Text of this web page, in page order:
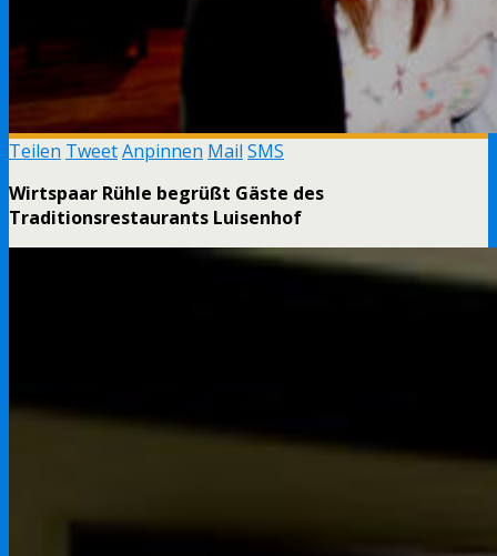
Teilen TweetAnpinnen Mail SMS
Wirtspaar Rühle begrüßt Gäste des
Traditionsrestaurants Luisenhof